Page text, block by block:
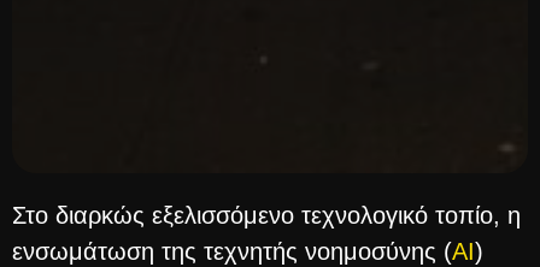
Στο διαρκώς εξελισσόμενο τεχνολογικό τοπίο, η
ενσωμάτωση της τεχνητής νοημοσύνης (AI)